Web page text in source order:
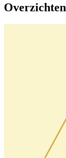
Overzichten